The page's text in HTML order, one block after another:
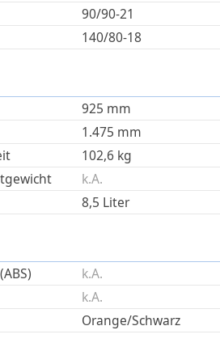
90/90-21
140/80-18
925 mm
1.475 mm
102,6 kg
k.A.
8,5 Liter
k.A.
k.A.
Orange/Schwarz